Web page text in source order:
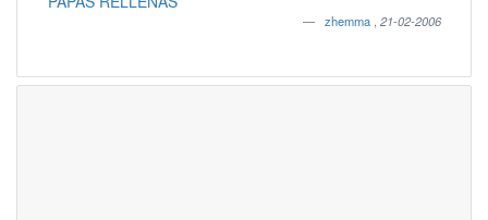
zhemma 21-02-2006